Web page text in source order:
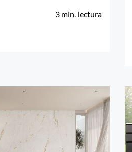
3 min. lectura